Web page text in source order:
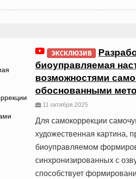
ЭКСКЛЮЗИВ
биоуправляемая
возможностями
обоснованными
11 октября 2025
Для самокоррекции
художественная картина,
биоуправляемом
синхронизированных с
способствует